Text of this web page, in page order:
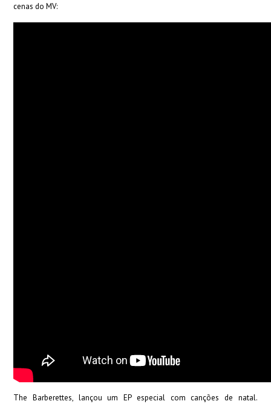
cenas do MV:
The Barberettes, lançou um EP especial com canções de natal.